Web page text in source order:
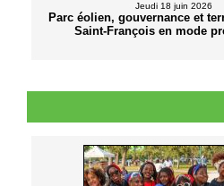
Jeudi 18 juin 2026
Parc éolien, gouvernance et
Saint-François en mode